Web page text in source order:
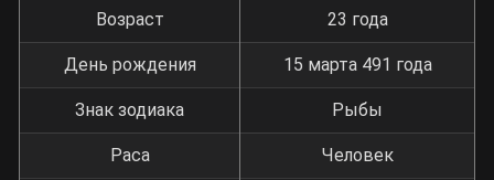
Возраст 23 года
День рождения 15 марта 491 года
Знак зодиака Рыбы
Раса Человек